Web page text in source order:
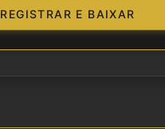
REGISTRAR E BAIXAR